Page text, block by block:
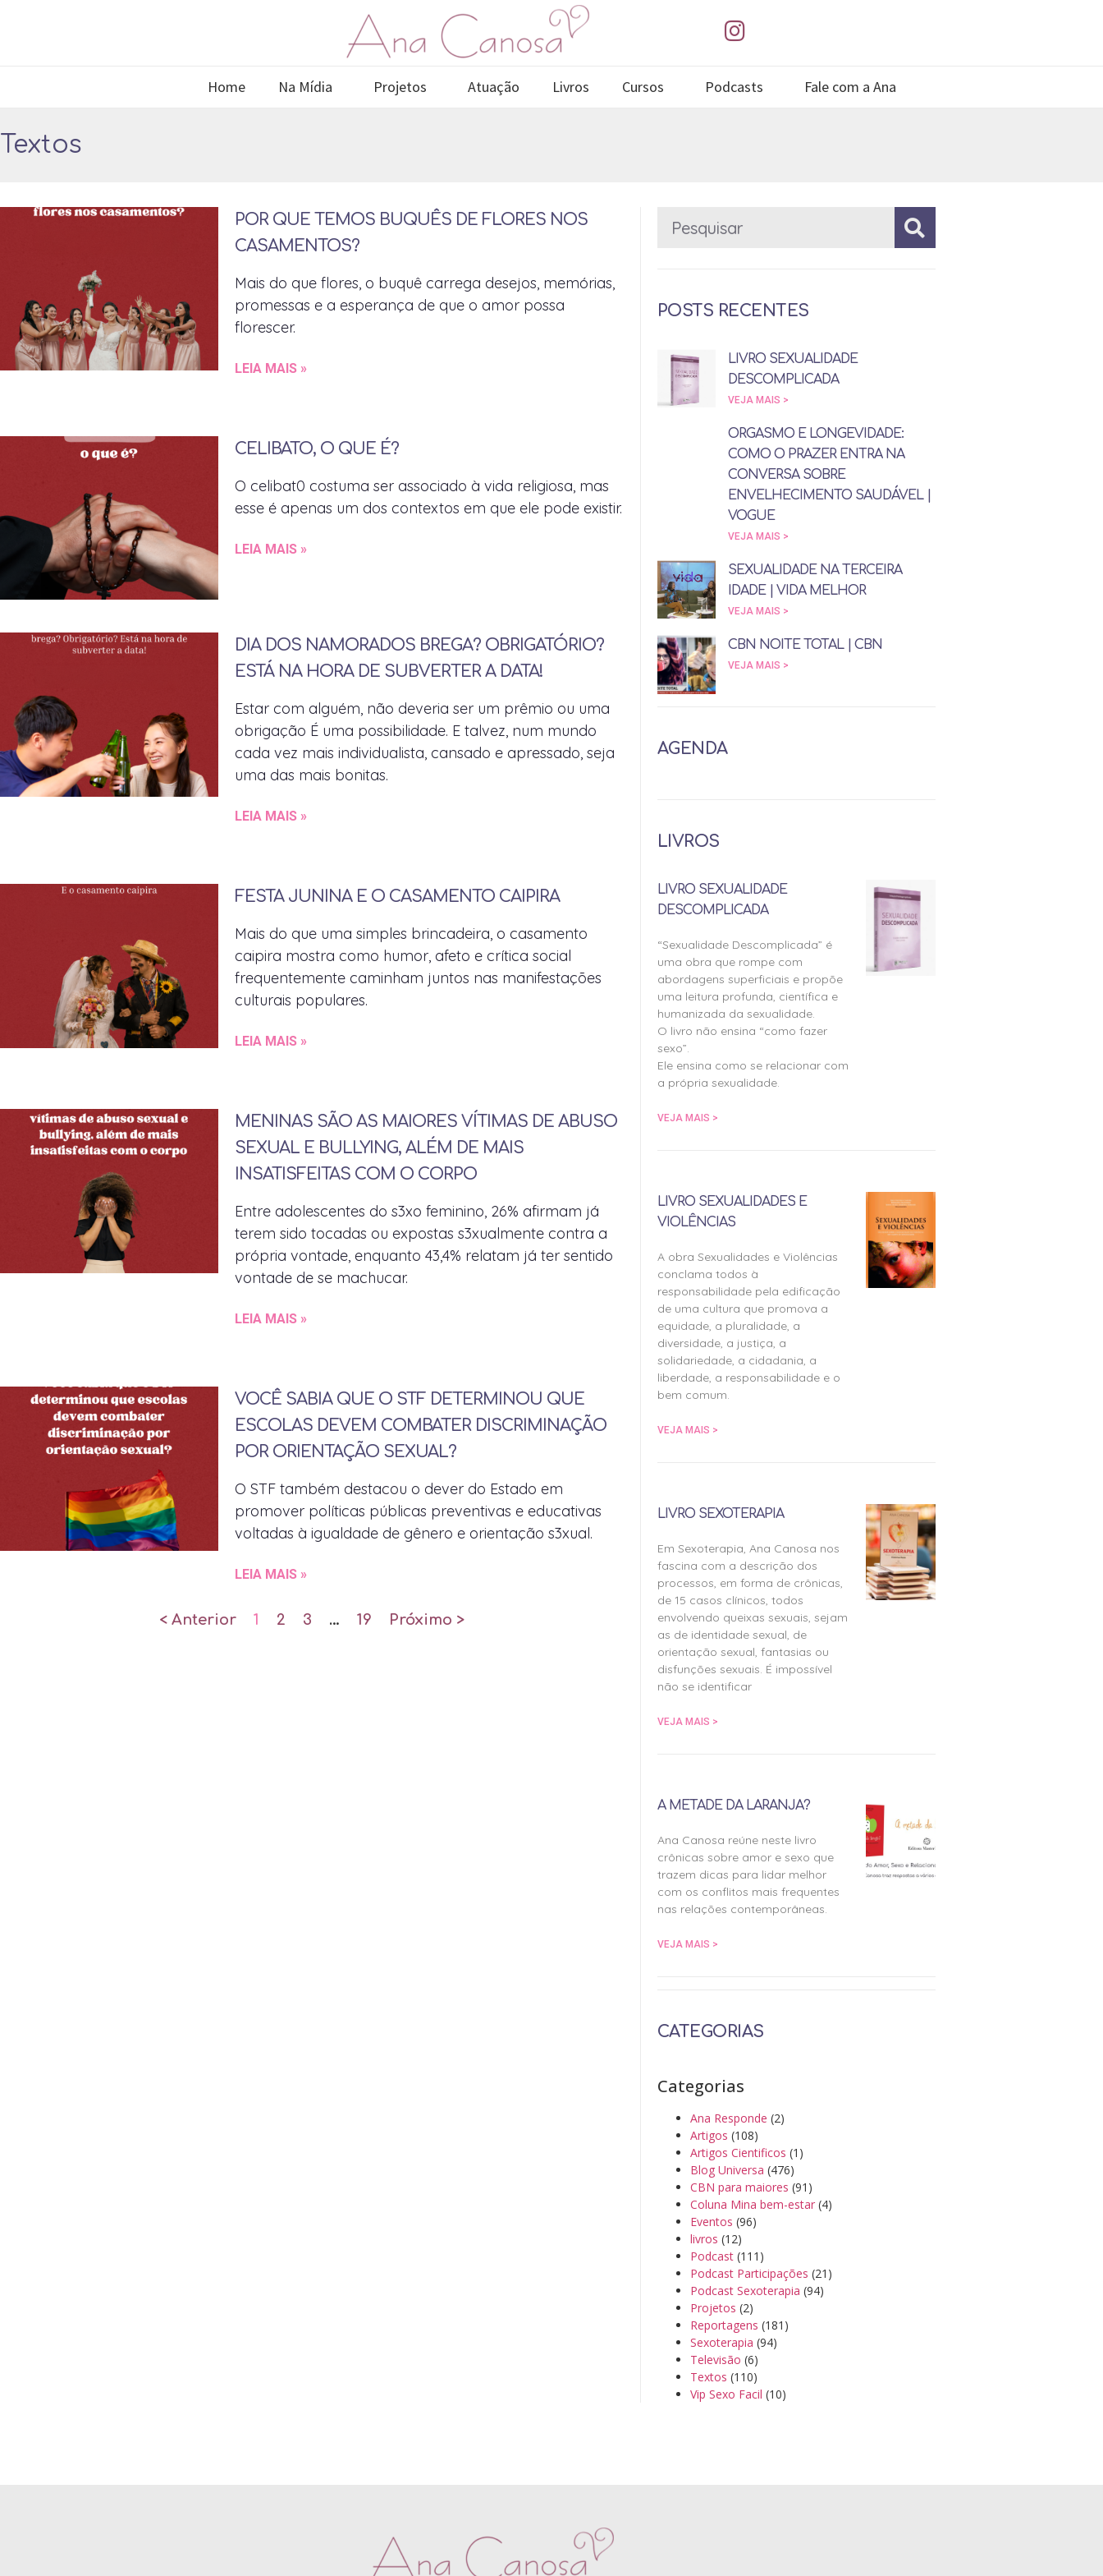
Home Na Mídia Projetos Atuação Livros Cursos Podcasts Fale com a Ana
Textos
POR QUE TEMOS BUQUÊS DE FLORES NOS
CASAMENTOS?
Mais do que flores, o buquê carrega desejos, memórias,
promessas e a esperança de que o amor possa
florescer.
LEIA MAIS »
CELIBATO, O QUE É?
O celibat0 costuma ser associado à vida religiosa, mas
esse é apenas um dos contextos em que ele pode existir.
LEIA MAIS »
DIA DOS NAMORADOS BREGA? OBRIGATÓRIO?
ESTÁ NA HORA DE SUBVERTER A DATA!
Estar com alguém, não deveria ser um prêmio ou uma
obrigação É uma possibilidade. E talvez, num mundo
cada vez mais individualista, cansado e apressado, seja
uma das mais bonitas.
LEIA MAIS »
FESTA JUNINA E O CASAMENTO CAIPIRA
Mais do que uma simples brincadeira, o casamento
caipira mostra como humor, afeto e crítica social
frequentemente caminham juntos nas manifestações
culturais populares.
LEIA MAIS »
MENINAS SÃO AS MAIORES VÍTIMAS DE ABUSO
SEXUAL E BULLYING, ALÉM DE MAIS
INSATISFEITAS COM O CORPO
Entre adolescentes do s3xo feminino, 26% afirmam já
terem sido tocadas ou expostas s3xualmente contra a
própria vontade, enquanto 43,4% relatam já ter sentido
vontade de se machucar.
LEIA MAIS »
VOCÊ SABIA QUE O STF DETERMINOU QUE
ESCOLAS DEVEM COMBATER DISCRIMINAÇÃO
POR ORIENTAÇÃO SEXUAL?
O STF também destacou o dever do Estado em
promover políticas públicas preventivas e educativas
voltadas à igualdade de gênero e orientação s3xual.
LEIA MAIS »
< Anterior 1 2 3 … 19 Próximo >
POSTS RECENTES
LIVRO SEXUALIDADE
DESCOMPLICADA
VEJA MAIS >
ORGASMO E LONGEVIDADE:
COMO O PRAZER ENTRA NA
CONVERSA SOBRE
ENVELHECIMENTO SAUDÁVEL |
VOGUE
VEJA MAIS >
SEXUALIDADE NA TERCEIRA
IDADE | VIDA MELHOR
VEJA MAIS >
CBN NOITE TOTAL | CBN
VEJA MAIS >
AGENDA
LIVROS
LIVRO SEXUALIDADE
DESCOMPLICADA
“Sexualidade Descomplicada” é
uma obra que rompe com
abordagens superficiais e propõe
uma leitura profunda, científica e
humanizada da sexualidade.
O livro não ensina “como fazer
sexo”.
Ele ensina como se relacionar com
a própria sexualidade.
VEJA MAIS >
LIVRO SEXUALIDADES E
VIOLÊNCIAS
A obra Sexualidades e Violências
conclama todos à
responsabilidade pela edificação
de uma cultura que promova a
equidade, a pluralidade, a
diversidade, a justiça, a
solidariedade, a cidadania, a
liberdade, a responsabilidade e o
bem comum.
VEJA MAIS >
LIVRO SEXOTERAPIA
Em Sexoterapia, Ana Canosa nos
fascina com a descrição dos
processos, em forma de crônicas,
de 15 casos clínicos, todos
envolvendo queixas sexuais, sejam
as de identidade sexual, de
orientação sexual, fantasias ou
disfunções sexuais. É impossível
não se identificar
VEJA MAIS >
A METADE DA LARANJA?
Ana Canosa reúne neste livro
crônicas sobre amor e sexo que
trazem dicas para lidar melhor
com os conflitos mais frequentes
nas relações contemporâneas.
VEJA MAIS >
CATEGORIAS
Categorias
Ana Responde (2)
Artigos (108)
Artigos Cientificos (1)
Blog Universa (476)
CBN para maiores (91)
Coluna Mina bem-estar(4)
Eventos (96)
livros (12)
Podcast(111)
Podcast Participações (21)
Podcast Sexoterapia (94)
Projetos (2)
Reportagens (181)
Sexoterapia (94)
Televisão (6)
Textos (110)
Vip Sexo Facil (10)